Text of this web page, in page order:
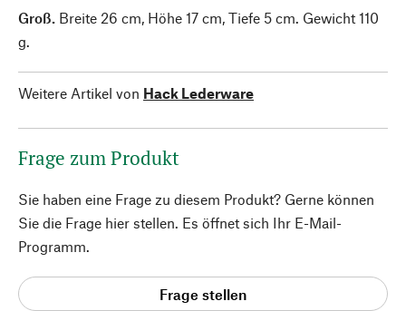
Groß. Breite 26 cm, Höhe 17 cm, Tiefe 5 cm. Gewicht 110
g.
Weitere Artikel von Hack Lederware
Frage zum Produkt
Sie haben eine Frage zu diesem Produkt? Gerne können
Sie die Frage hier stellen. Es öffnet sich Ihr E-Mail-
Programm.
Frage stellen